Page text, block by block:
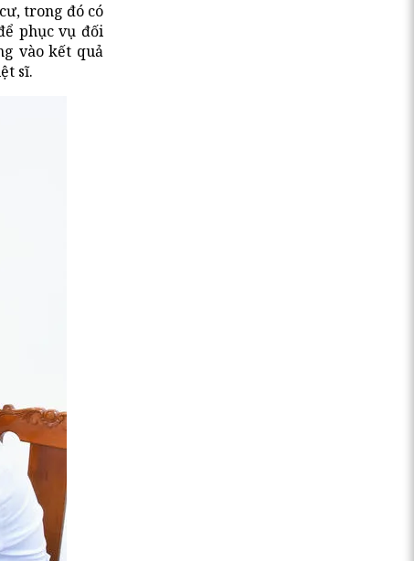
trong đó có
phục vụ đối
vào kết quả
sĩ.